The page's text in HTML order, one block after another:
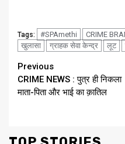
Tags: #SPAmethi CRIME
खुलासा
ग्राहक सेवा केन्द्र लूट
Continue
Reading
Previous
CRIME NEWS : पुत्र ही निकला
माता-पिता और भाई का क़ातिल